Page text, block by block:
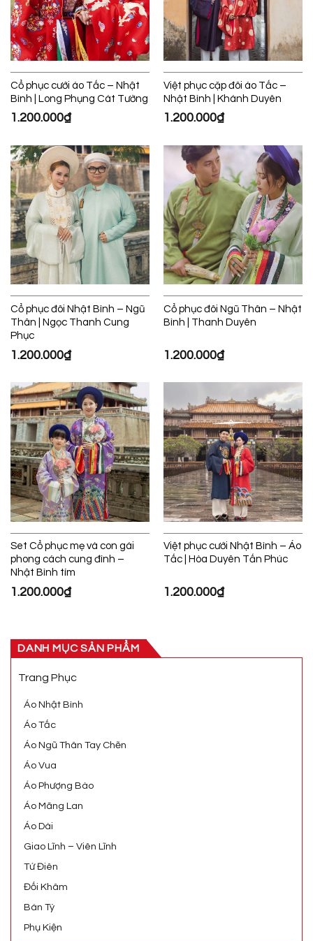
Cổ phục cưới áo Tấc – Nhật
Bình | Long Phụng Cát Tường
1.200.000₫
Việt phục cặp đôi áo Tấc –
Nhật Bình | Khánh Duyên
1.200.000₫
Cổ phục đôi Nhật Bình – Ngũ
Thân | Ngọc Thanh Cung
Phục
1.200.000₫
Cổ phục đôi Ngũ Thân – Nhật
Bình | Thanh Duyên
1.200.000₫
Set Cổ phục mẹ và con gái
phong cách cung đình –
Nhật Bình tím
1.200.000₫
Việt phục cưới Nhật Bình – Áo
Tấc | Hòa Duyên Tấn Phúc
1.200.000₫
DANH MỤC SẢN PHẨM
Trang Phục
Áo Nhật Bình
Áo Tấc
Áo Ngũ Thân Tay Chẽn
Áo Vua
Áo Phượng Bào
Áo Mãng Lan
Áo Dài
Giao Lĩnh – Viên Lĩnh
Tứ Điên
Đối Khâm
Bán Tý
Phụ Kiện